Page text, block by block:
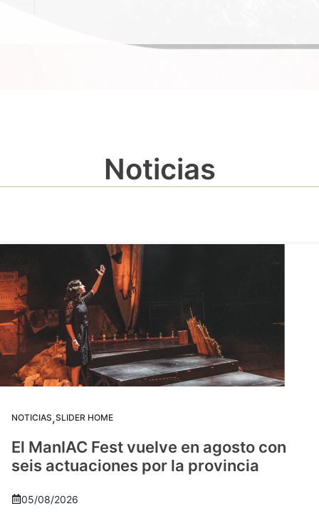
Noticias
NOTICIAS,SLIDER HOME
El ManIAC Fest vuelve en agosto con
seis actuaciones por la provincia
05/08/2026